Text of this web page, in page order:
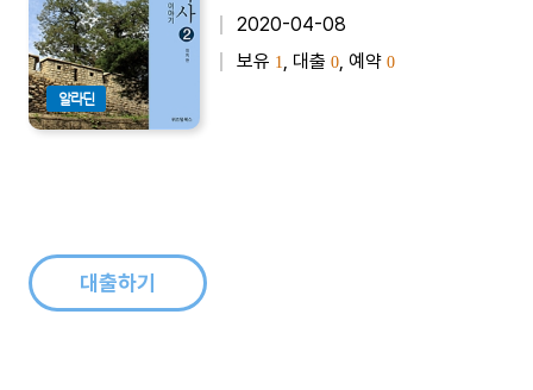
알라딘
2020-04-08
보유 1 , 대출 0 , 예약 0
대출하기